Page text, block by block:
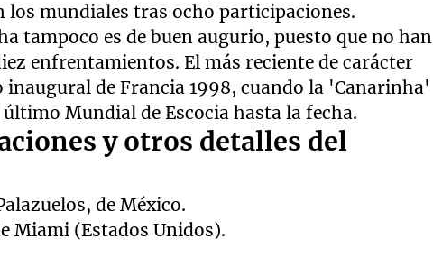
los mundiales tras ocho participaciones.
tampoco es de buen augurio, puesto que no han
enfrentamientos. El más reciente de carácter
de Francia 1998, cuando la 'Canarinha'
último Mundial de Escocia hasta la fecha.
y otros detalles del
de México.
Miami (Estados Unidos).